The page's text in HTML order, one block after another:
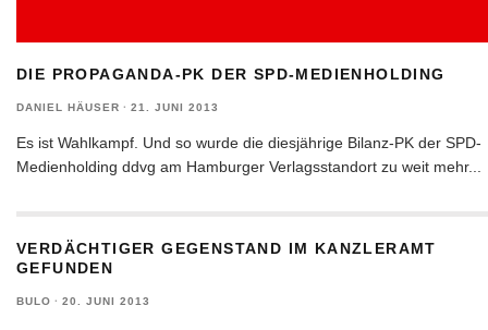
DIE PROPAGANDA-PK DER SPD-MEDIENHOLDING
DANIEL HÄUSER · 21. JUNI 2013
Es ist Wahlkampf. Und so wurde die diesjährige Bilanz-PK der SPD-
Medienholding ddvg am Hamburger Verlagsstandort zu weit mehr...
VERDÄCHTIGER GEGENSTAND IM KANZLERAMT
GEFUNDEN
BULO · 20. JUNI 2013